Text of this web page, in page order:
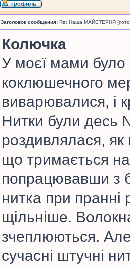
Заголовок сообщения: Re: Наша МАЙСТЕРНЯ
Колючка
У моєї мами було
коклюшечного
виварювалися, і
Нитки були десь
роздивлялася,
що тримається
попрацювавши з
нитка при пранні
щільніше.
зчеплюються.
сучасні штучні